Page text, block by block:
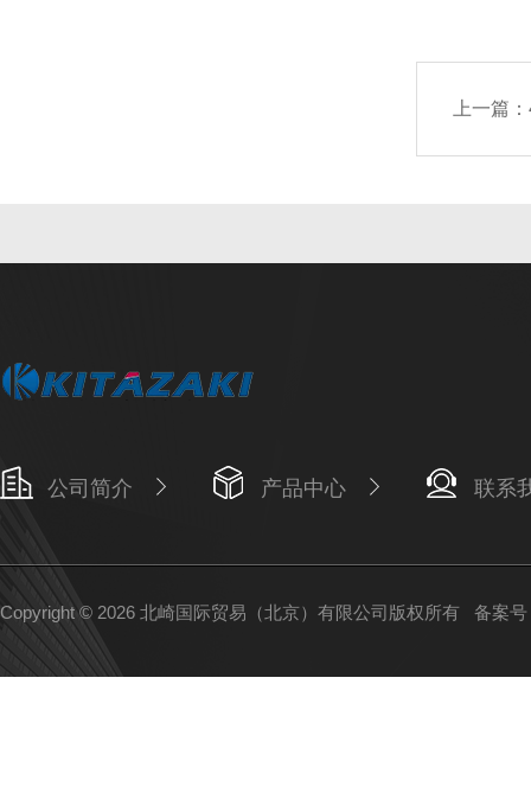
上一篇：
公司简介 产品中心 联系
Copyright © 2026 北崎国际贸易（北京）有限公司版权所有 备案号